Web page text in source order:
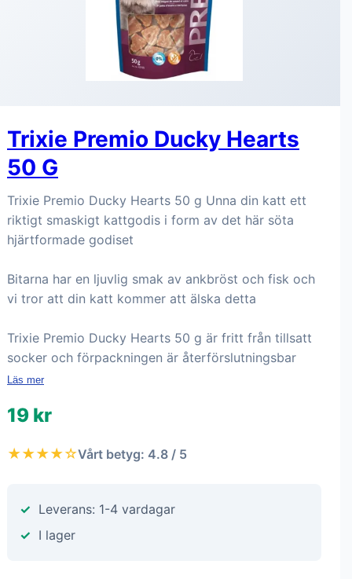
Trixie Premio Ducky Hearts
50 G
Trixie Premio Ducky Hearts 50 g Unna din katt ett
riktigt smaskigt kattgodis i form av det här söta
hjärtformade godiset
Bitarna har en ljuvlig smak av ankbröst och fisk och
vi tror att din katt kommer att älska detta
Trixie Premio Ducky Hearts 50 g är fritt från tillsatt
socker och förpackningen är återförslutningsbar
Läs mer
19 kr
★★★★☆Vårt betyg: 4.8 / 5
Leverans: 1-4 vardagar
I lager